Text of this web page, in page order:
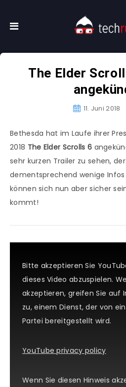
The Elder
11. Juni 2018
Bethesda hat im Laufe ihrer
2018 The Elder Scrolls 6
sehr kurzen Trailer zu sehen,
dementsprechend wenige
können sich nun aber sicher
kommt!
Bitte akzeptieren Sie
dieses Video abzuspielen.
akzeptieren, greifen Sie auf
zu, einem Dienst, der von
Partei bereitgestellt wird.
YouTube privacy policy
Wenn Sie diesen Hinweis